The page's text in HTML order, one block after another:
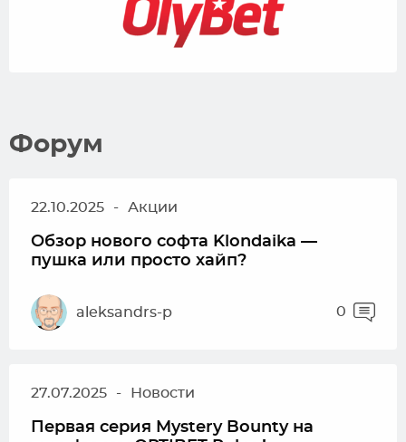
Форум
22.10.2025 - Акции
Обзор нового софта Klondaika —
пушка или просто хайп?
aleksandrs-p 0
27.07.2025 - Новости
Первая серия Mystery Bounty на